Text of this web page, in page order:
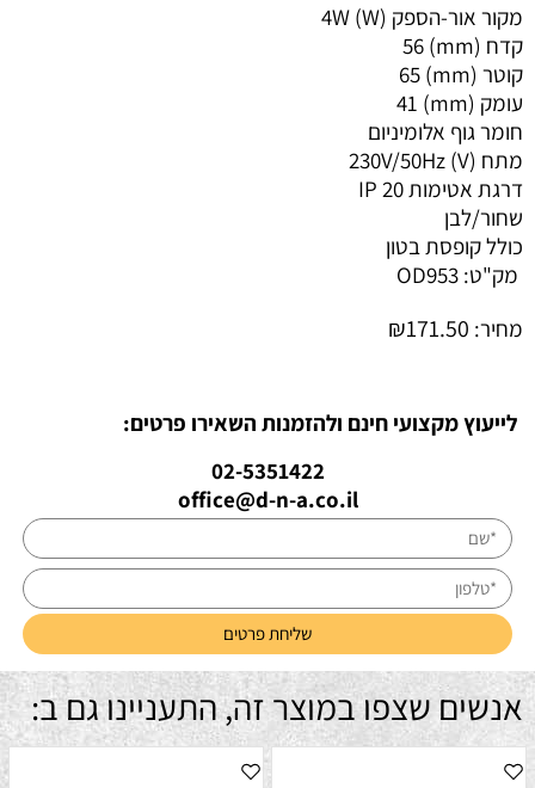
מקור אור-הספק (W) 4W
קדח (mm) 56
קוטר (mm) 65
עומק (mm) 41
חומר גוף אלומיניום
מתח (V) 230V/50Hz
דרגת אטימות IP 20
שחור/לבן
כולל קופסת בטון
מק"ט: OD953
מחיר:
₪171.50
לייעוץ מקצועי חינם ולהזמנות השאירו פרטים:
02-5351422
office@d-n-a.co.il
אנשים שצפו במוצר זה, התעניינו גם ב: